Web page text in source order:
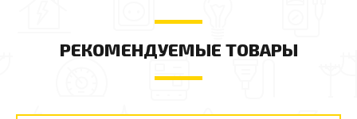
РЕКОМЕНДУЕМЫЕ ТОВАРЫ